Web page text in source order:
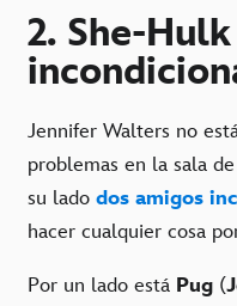
2. She-
Jennifer Walters no
problemas en la sala
su lado dos amigos
hacer cualquier cosa
Por un lado está Pug (